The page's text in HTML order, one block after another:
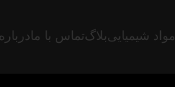
مواد شیمیاییبلاگتماس با ما